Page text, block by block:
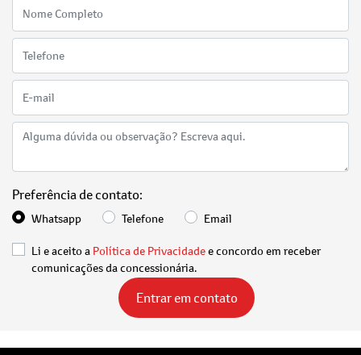
Preferência de contato:
Whatsapp Telefone Email
Li e aceito a Política de Privacidadee concordo em receber
comunicações da concessionária.
Entrar em contato